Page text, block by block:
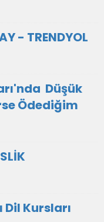
- TRENDYOL
Düşük
Ödediğim
Kursları